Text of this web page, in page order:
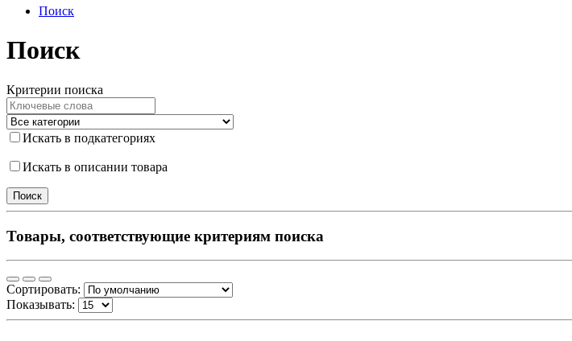
Поиск
Поиск
Критерии поиска
Искать в подкатегориях
Искать в описании товара
Товары, соответствующие критериям поиска
Сортировать:
Показывать: